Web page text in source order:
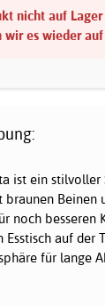
nicht auf
es wieder
ist ein stilvoller
Beinen
noch besseren
auf der
für lange